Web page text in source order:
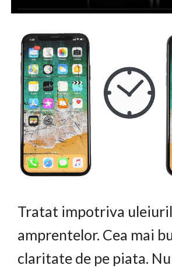
Tratat impotriva
amprentelor. Cea mai
claritate de pe piata. Nu